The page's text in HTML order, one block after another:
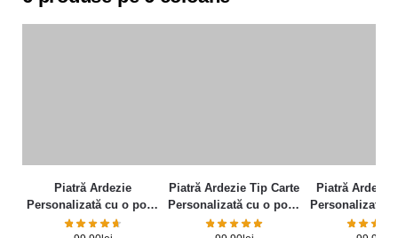
Piatră Ardezie
Personalizată cu o poză
și mesaj – Elegance
Piatră Ardezie Tip Carte
Personalizată cu o poză
și mesaj
Piatră Ardezie
Personalizată
și mesaj